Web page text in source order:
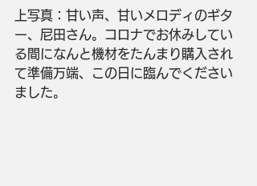
上写真：甘い声、甘いメロディのギタ
ー、尼田さん。コロナでお休みしてい
る間になんと機材をたんまり購入され
て準備万端、この日に臨んでください
ました。